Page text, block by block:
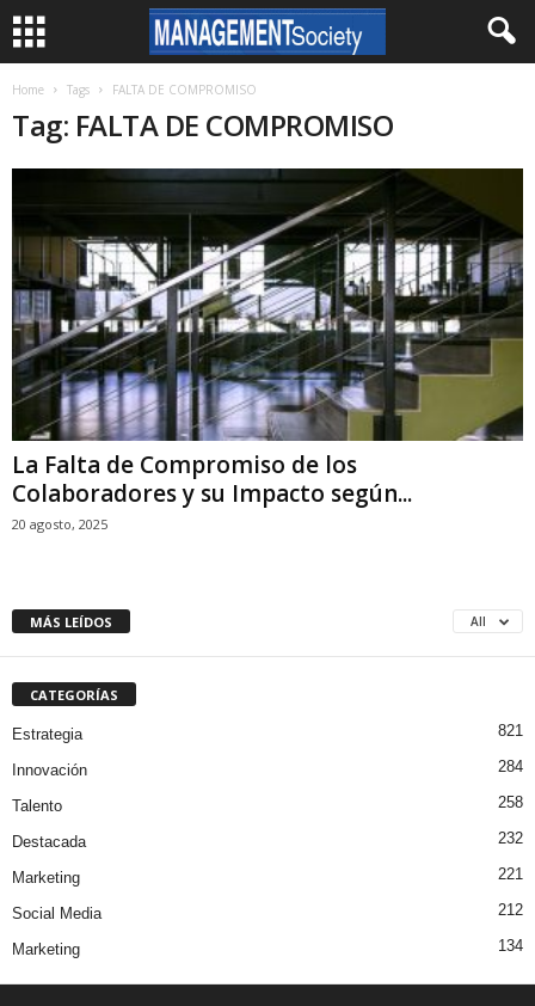
Home Tags FALTA DE COMPROMISO
Tag: FALTA DE COMPROMISO
La Falta de Compromiso de los
Colaboradores y su Impacto según...
20 agosto, 2025
MÁS LEÍDOS All
CATEGORÍAS
Estrategia 821
Innovación 284
Talento 258
Destacada 232
Marketing 221
Social Media 212
Marketing 134